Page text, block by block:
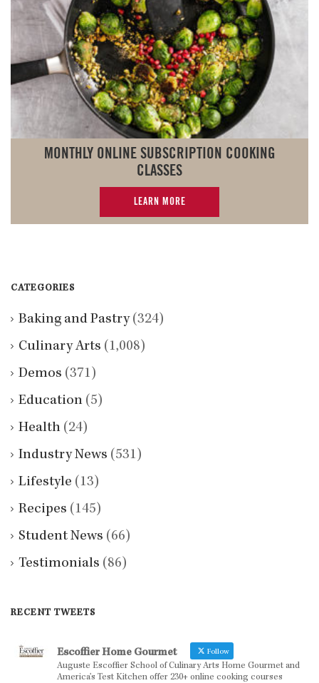
MONTHLY ONLINE SUBSCRIPTION COOKING
CLASSES
LEARN MORE
CATEGORIES
Baking and Pastry(324)
Culinary Arts (1,008)
Demos (371)
Education (5)
Health (24)
Industry News (531)
Lifestyle (13)
Recipes (145)
Student News (66)
Testimonials (86)
RECENT TWEETS
Escoffier Home Gourmet Follow
Auguste Escoffier School of Culinary Arts Home Gourmet and
America’s Test Kitchen offer 230+ online cooking courses